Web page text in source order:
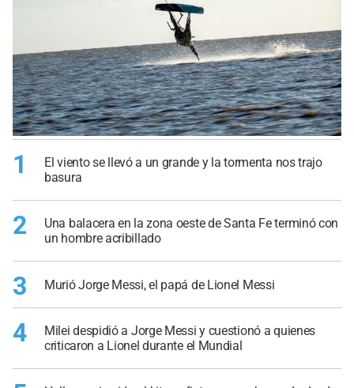
1
El viento se llevó a un grande y la tormenta nos trajo
basura
2
Una balacera en la zona oeste de Santa Fe terminó con
un hombre acribillado
3 Murió Jorge Messi, el papá de Lionel Messi
4
Milei despidió a Jorge Messi y cuestionó a quienes
criticaron a Lionel durante el Mundial